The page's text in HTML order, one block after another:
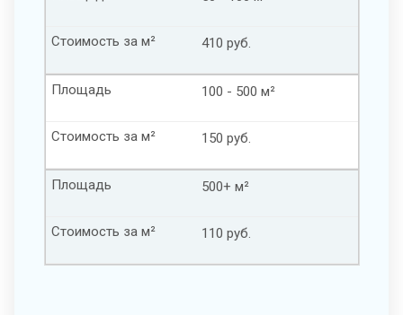
410 руб.
Стоимость за м²
100 - 500 м²
Площадь
150 руб.
Стоимость за м²
500+ м²
Площадь
110 руб.
Стоимость за м²